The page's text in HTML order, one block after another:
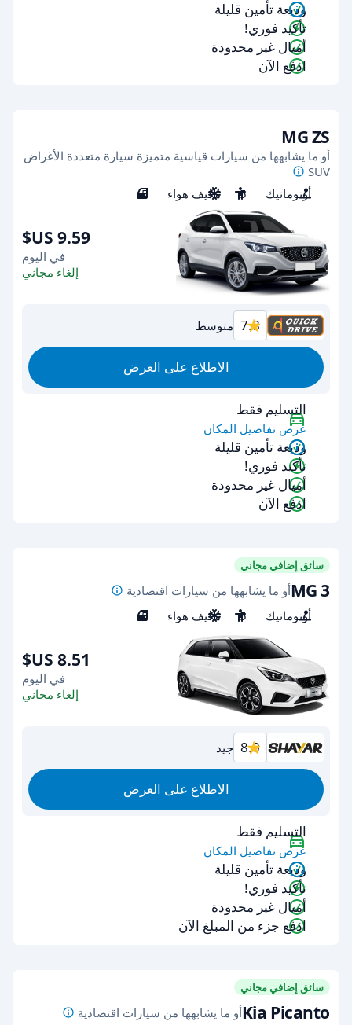
وديعة تأمين قليلة
تأكيد فوري!
أميال غير محدودة
ادفع الآن
MG ZS
أو ما يشابهها من سيارات قياسية متميزة سيارة متعددة الأغراض
SUV
أوتوماتيك
5 مكيف هواء 5
في اليوم
إلغاء مجاني
7.8 متوسط
الاطلاع على العرض
التسليم فقط
عرض تفاصيل المكان
وديعة تأمين قليلة
تأكيد فوري!
أميال غير محدودة
ادفع الآن
سائق إضافي مجاني
MG 3أو ما يشابهها من سيارات اقتصادية
أوتوماتيك
5 مكيف هواء 5
في اليوم
إلغاء مجاني
8.0 جيد
الاطلاع على العرض
التسليم فقط
عرض تفاصيل المكان
وديعة تأمين قليلة
تأكيد فوري!
أميال غير محدودة
ادفع جزء من المبلغ الآن
سائق إضافي مجاني
Kia Picantoأو ما يشابهها من سيارات اقتصادية